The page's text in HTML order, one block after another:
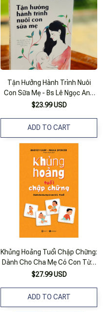
Tận Hưởng Hành Trình Nuôi
Con Sữa Mẹ - Bs Lê Ngọc Anh
Thy, Linh Phan - Nhã Nam – Nxb
$23.99 USD
ADD TO CART
Khủng Hoảng Tuổi Chập Chững:
Dành Cho Cha Mẹ Có Con Từ 1
- 4 Tuổi
$27.99 USD
ADD TO CART